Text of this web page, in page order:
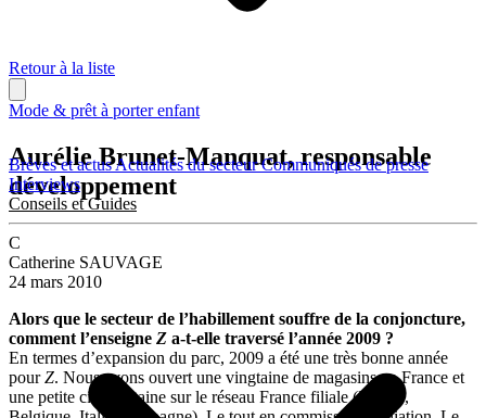
Brèves et actusActualités du secteurCommuniqués de presse
Interviews
Conseils et Guides
Retour à la liste
Mode & prêt à porter enfant
Aurélie Brunet-Manquat, responsable
développement
C
Catherine SAUVAGE
24 mars 2010
Alors que le secteur de l’habillement souffre de la conjoncture,
comment l’enseigne Z a-t-elle traversé l’année 2009 ?
En termes d’expansion du parc, 2009 a été une très bonne année
pourZ. Nous avons ouvert une vingtaine de magasins en France et
une petite cinquantaine sur le réseau France filiale (France,